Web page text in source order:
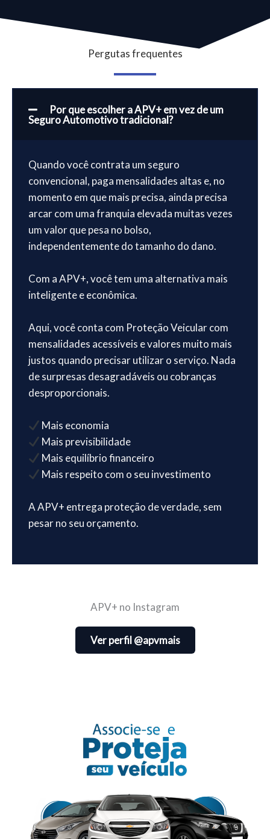
Pergutas frequentes
Por que escolher a APV+ em vez de um
Seguro Automotivo tradicional?
Quando você contrata um seguro
convencional, paga mensalidades altas e, no
momento em que mais precisa, ainda precisa
arcar com uma franquia elevada muitas vezes
um valor que pesa no bolso,
independentemente do tamanho do dano.
Com a APV+, você tem uma alternativa mais
inteligente e econômica.
Aqui, você conta com Proteção Veicular com
mensalidades acessíveis e valores muito mais
justos quando precisar utilizar o serviço. Nada
de surpresas desagradáveis ou cobranças
desproporcionais.
Mais economia
Mais previsibilidade
Mais equilíbrio financeiro
Mais respeito com o seu investimento
A APV+ entrega proteção de verdade, sem
pesar no seu orçamento.
APV+ no Instagram
Ver perfil @apvmais